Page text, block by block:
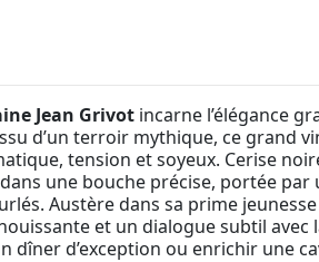
Jean Grivot incarne l’élégance
d’un terroir mythique, ce grand
tension et soyeux. Cerise
une bouche précise, portée par
Austère dans sa prime
et un dialogue subtil avec
d’exception ou enrichir une